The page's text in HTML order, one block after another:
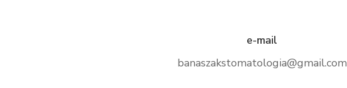
e-mail
banaszakstomatologia@gmail.com